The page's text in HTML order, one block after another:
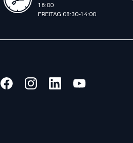
16:00
FREITAG 08:30-14:00